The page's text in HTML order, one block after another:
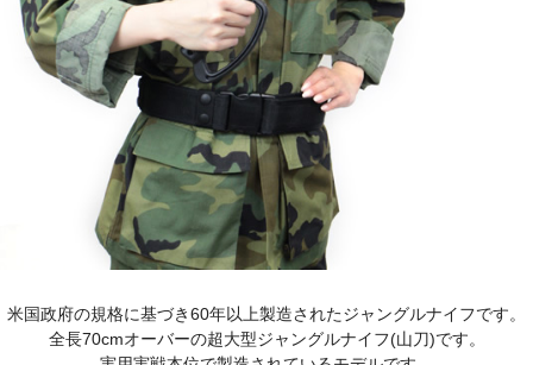
米国政府の規格に基づき60年以上製造されたジャングルナイフです。
全長70cmオーバーの超大型ジャングルナイフ(山刀)です。